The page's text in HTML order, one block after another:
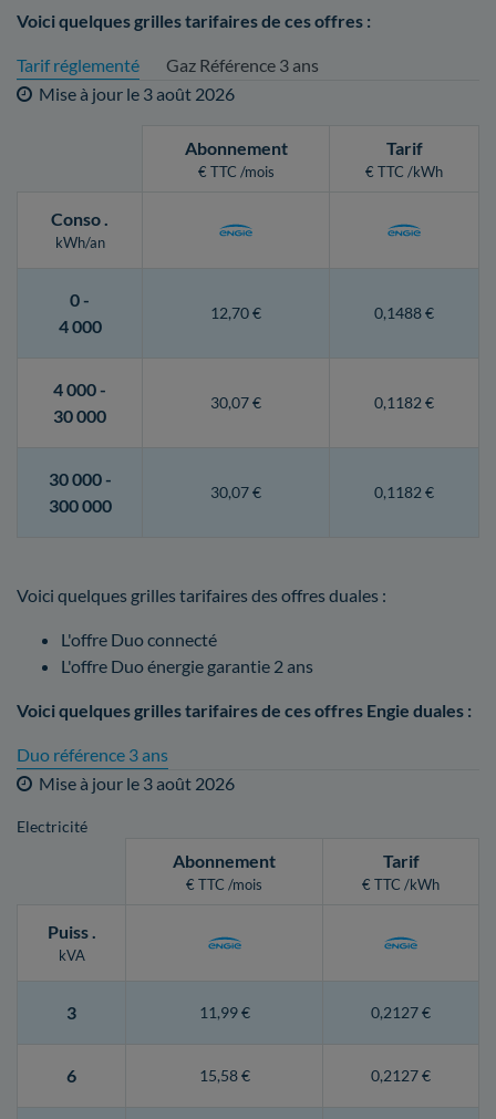
Voici quelques grilles tarifaires de ces offres :
Tarif réglementé
Gaz Référence 3 ans
Mise à jour le 3 août 2026
Abonnement
€ TTC /mois
Tarif
€ TTC /kWh
Conso.
kWh/an
0 -
4 000
12,70 € 0,1488 €
4 000 -
30 000
30,07 € 0,1182 €
30 000 -
300 000
30,07 € 0,1182 €
Voici quelques grilles tarifaires des offres duales :
L'offre Duo connecté
L'offre Duo énergie garantie 2 ans
Voici quelques grilles tarifaires de ces offres Engie duales :
Duo référence 3 ans
Mise à jour le 3 août 2026
Electricité
Abonnement
€ TTC /mois
Tarif
€ TTC /kWh
Puiss.
kVA
3 11,99 € 0,2127 €
6 15,58 € 0,2127 €